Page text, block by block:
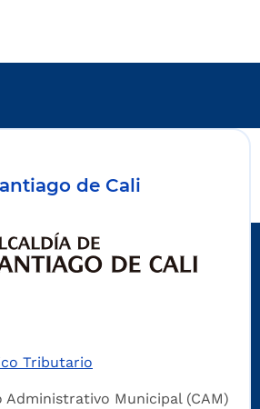
de Cali
Tributario
Administrativo Municipal (CAM)